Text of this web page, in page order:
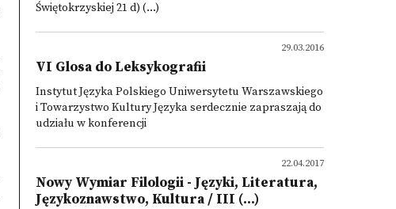
Świętokrzyskiej 21 d) (...)
29.03.2016
VI Glosa do Leksykografii
Instytut Języka Polskiego Uniwersytetu Warszawskiego
i Towarzystwo Kultury Języka serdecznie zapraszają do
udziału w konferencji
22.04.2017
Nowy Wymiar Filologii - Języki, Literatura,
Językoznawstwo, Kultura / III (...)